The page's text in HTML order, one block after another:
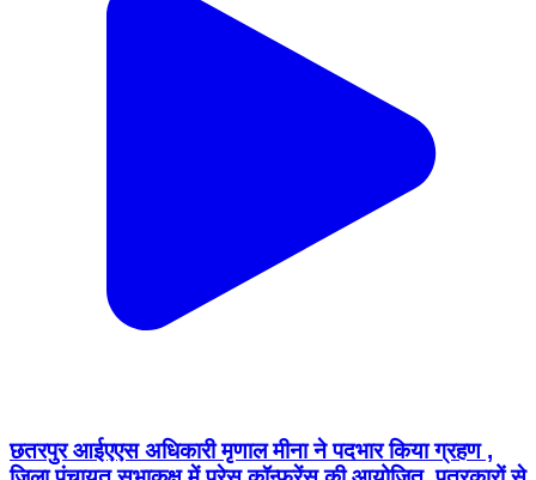
छतरपुर आईएएस अधिकारी मृणाल मीना ने पदभार किया ग्रहण ,